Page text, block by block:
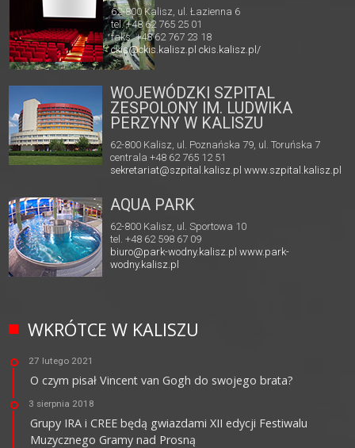
62-800 Kalisz, ul. Łazienna 6
tel. +48 62 765 25 01
faks. +48 62 767 23 18
ckis@ckis.kalisz.pl ckis.kalisz.pl/
WOJEWÓDZKI SZPITAL
ZESPOLONY IM. LUDWIKA
PERZYNY W KALISZU
62-800 Kalisz, ul. Poznańska 79, ul. Toruńska 7
centrala +48 62 765 12 51
sekretariat@szpital.kalisz.pl www.szpital.kalisz.pl
AQUA PARK
62-800 Kalisz, ul. Sportowa 10
tel. +48 62 598 67 09
biuro@park-wodny.kalisz.pl www.park-
wodny.kalisz.pl
WKRÓTCE W KALISZU
27 lutego 2021
O czym pisał Vincent van Gogh do swojego brata?
3 sierpnia 2018
Grupy IRA i CREE będą gwiazdami XII edycji Festiwalu
Muzycznego Gramy nad Prosną